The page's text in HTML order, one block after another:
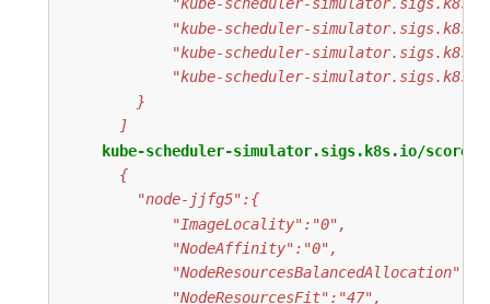
      ]
kube-scheduler-simulator.sigs.k8s.io/score-